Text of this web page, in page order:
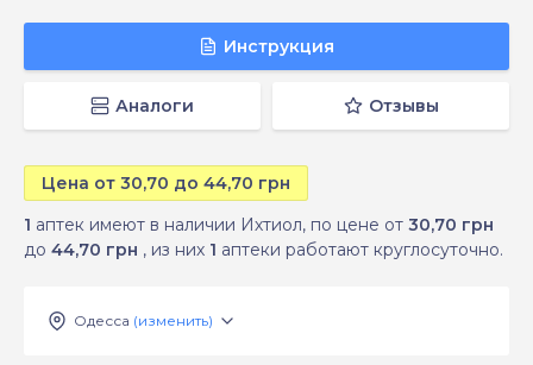
Инструкция
Аналоги Отзывы
Цена от 30,70 до 44,70 грн
1 аптек имеют в наличии Ихтиол, по цене от 30,70 грн
до 44,70 грн , из них 1 аптеки работают круглосуточно.
Одесса (изменить)